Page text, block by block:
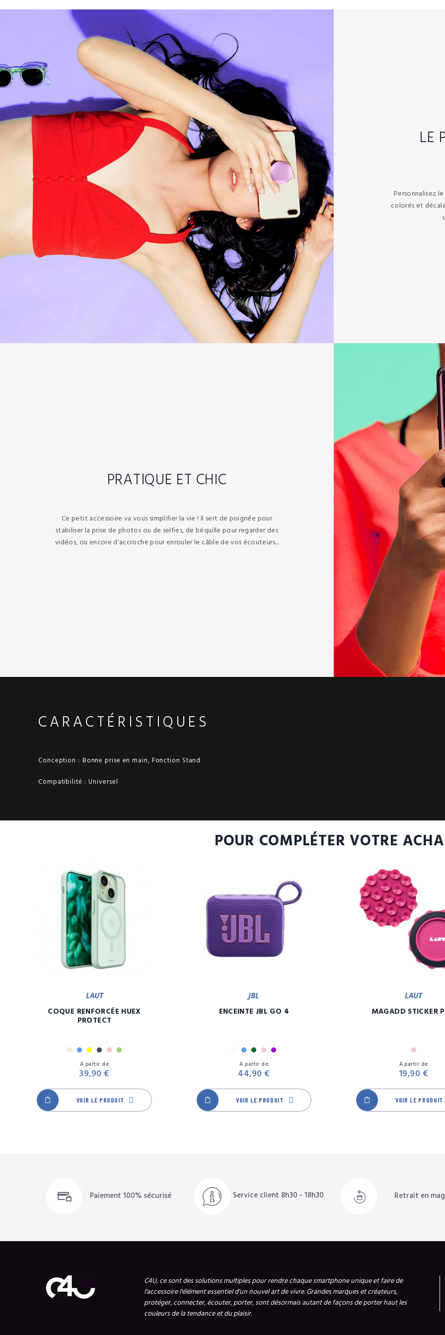
LE
Personnalisez
colorés et
PRATIQUE ET CHIC
Ce petit accessoire va vous simplifier la vie ! Il sert de poignée pour
stabiliser la prise de photos ou de selfies, de béquille pour regarder des
vidéos, ou encore d'accroche pour enrouler le câble de vos écouteurs...
CARACTÉRISTIQUES
Conception : Bonne prise en main, Fonction Stand
Compatibilité : Universel
POUR COMPLÉTER VOTRE
LAUT
COQUE RENFORCÉE HUEX
PROTECT
Beige
BleuJaune
NoirRoseVert
A partir de
39,90 €
VOIR LE PRODUIT
JBL
ENCEINTE JBL GO 4
Blanc
BleuCamouflage
RoseViolet
A partir de
44,90 €
VOIR LE PRODUIT
LAUT
MAGADD STICKER
Rose
A partir de
19,90 €
VOIR LE PRODUIT
Paiement 100% sécurisé Service client 8h30 - 18h30 Retrait en
C4U, ce sont des solutions multiples pour rendre chaque smartphone unique et faire de
l'accessoire l'élément essentiel d'un nouvel art de vivre. Grandes marques et créateurs,
protéger, connecter, écouter, porter, sont désormais autant de façons de porter haut les
couleurs de la tendance et du plaisir.